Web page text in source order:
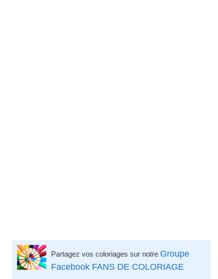
Partagez vos coloriages sur notre Groupe
Facebook FANS DE COLORIAGE